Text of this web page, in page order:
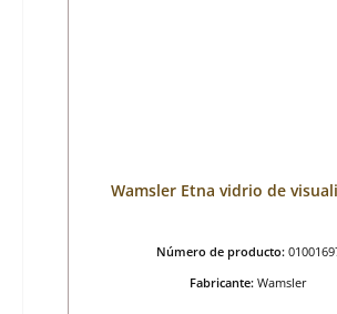
Wamsler Etna vidrio de
Número de producto:
Fabricante: Wamsler